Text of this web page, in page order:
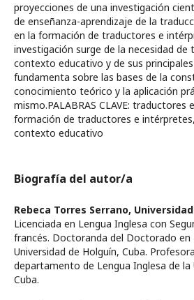
proyecciones de una investigación
de enseñanza-aprendizaje de la
en la formación de traductores e
investigación surge de la necesidad de
contexto educativo y de sus
fundamenta sobre las bases de la
conocimiento teórico y la aplicación
mismo.PALABRAS CLAVE: traductores
formación de traductores e
contexto educativo
Biografía del autor/a
Rebeca Torres Serrano,
Licenciada en Lengua Inglesa con
francés. Doctoranda del Doctorado en
Universidad de Holguín, Cuba.
departamento de Lengua Inglesa de la
Cuba.